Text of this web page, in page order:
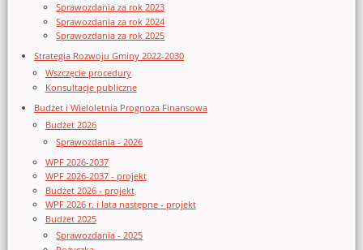
Sprawozdania za rok 2023
Sprawozdania za rok 2024
Sprawozdania za rok 2025
Strategia Rozwoju Gminy 2022-2030
Wszczęcie procedury
Konsultacje publiczne
Budżet i Wieloletnia Prognoza Finansowa
Budżet 2026
Sprawozdania - 2026
WPF 2026-2037
WPF 2026-2037 - projekt
Budżet 2026 - projekt
WPF 2026 r. i lata następne - projekt
Budżet 2025
Sprawozdania - 2025